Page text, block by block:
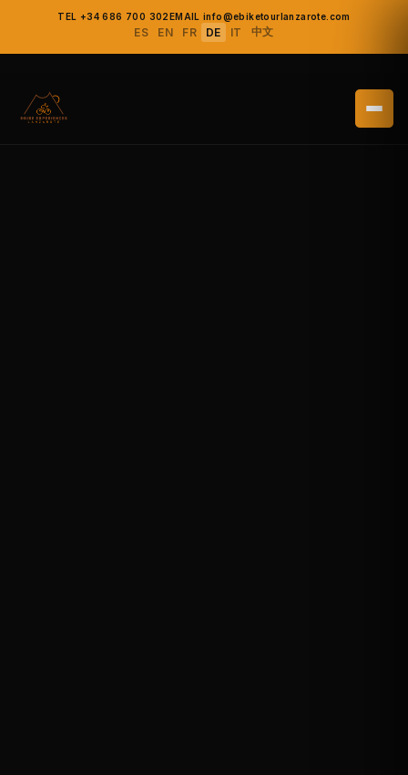
TEL +34 686 700 302EMAIL info@ebiketourlanzarote.com
ES EN FR DE IT 中文